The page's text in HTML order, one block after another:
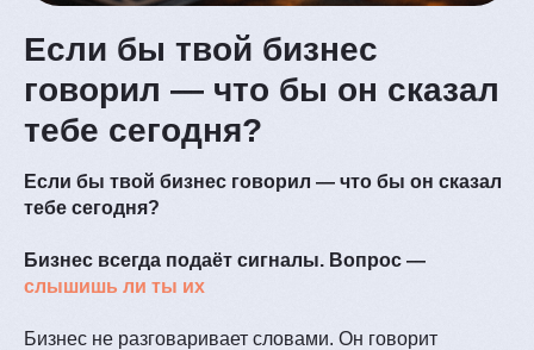
Если бы твой бизнес
говорил — что бы он сказал
тебе сегодня?
Если бы твой бизнес говорил — что бы он сказал
тебе сегодня?
Бизнес всегда подаёт сигналы. Вопрос —
слышишь ли ты их
Бизнес не разговаривает словами. Он говорит